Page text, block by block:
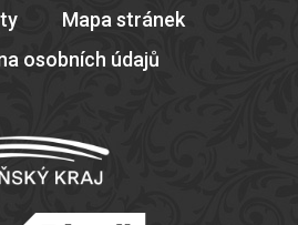
Mapa stránek
osobních údajů